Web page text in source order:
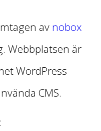
av nobox
Webbplatsen är
WordPress
CMS.